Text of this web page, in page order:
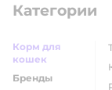
Категории
Корм для
кошек
Бренды